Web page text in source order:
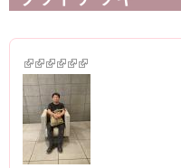
(link is external)
(link is external)
(link is external)
(link is external)
(link is external)
(link is external)